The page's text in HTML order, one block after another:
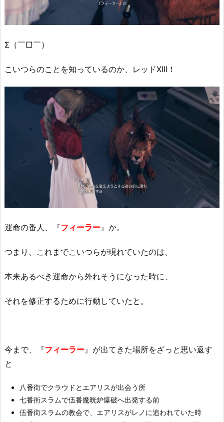
Σ（￣□￣）
こいつらのことを知っているのか、レッドXIII！
運命の番人、『フィーラー』か。
つまり、これまでこいつらが現れていたのは、
本来あるべき運命から外れそうになった時に、
それを修正するために行動していたと。
今まで、『フィーラー』が出てきた場所をざっと思い返す
と
八番街でクラウドとエアリスが出会う所
七番街スラムで伍番魔晄炉爆破へ出発する前
伍番街スラムの教会で、エアリスがレノに追われていた時